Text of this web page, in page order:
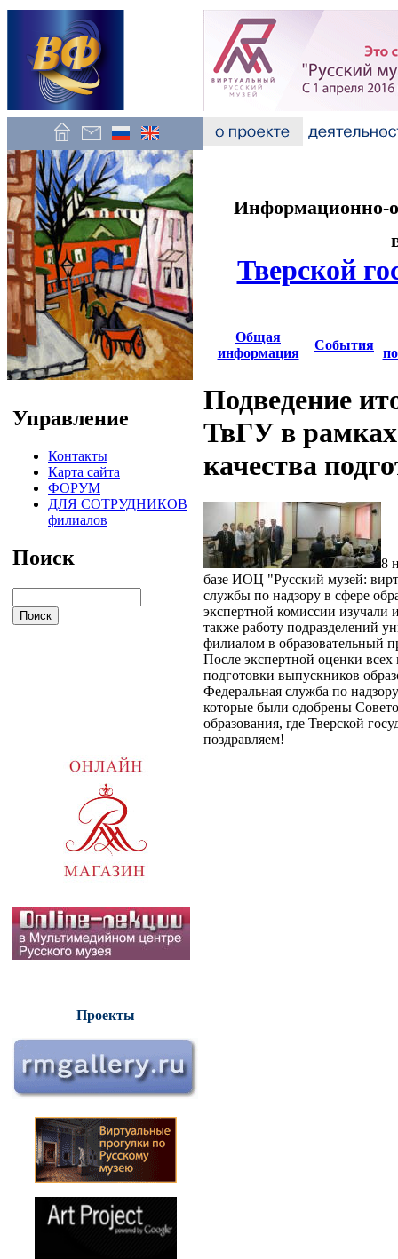
Управление
Контакты
Карта сайта
ФОРУМ
ДЛЯ СОТРУДНИКОВ
филиалов
Поиск
Проекты
Информационно-
Тверской
Общая
информация
События
Подведение
ТвГУ в
качества
8
базе ИОЦ "Русский музей:
службы по надзору в сфере
экспертной комиссии изучали
также работу подразделений
филиалом в образовательный
После экспертной оценки всех
подготовки выпускников
Федеральная служба по
которые были одобрены
образования, где Тверской
поздравляем!